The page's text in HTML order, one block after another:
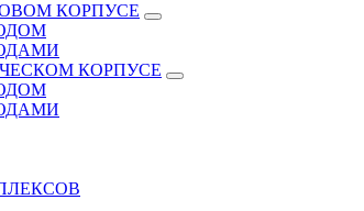
КОРПУСЕ
КОРПУСЕ